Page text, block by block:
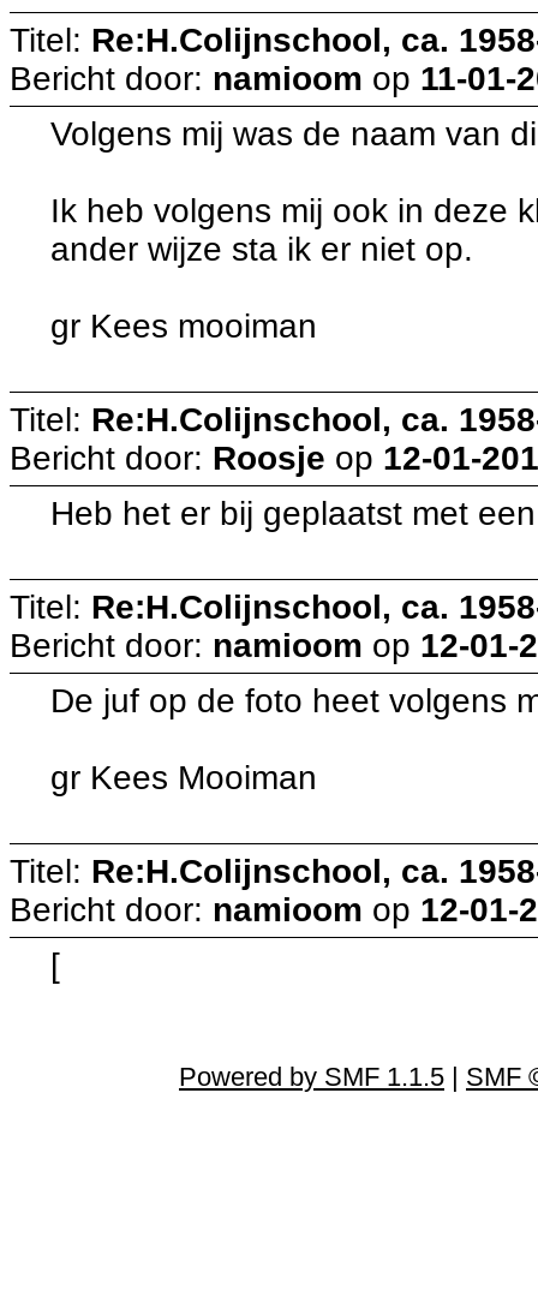
Titel: Re:H.Colijnschool, ca.
Bericht door: namioom op 11-01-
Volgens mij was de naam van
Ik heb volgens mij ook in deze
ander wijze sta ik er niet op.
gr Kees mooiman
Titel: Re:H.Colijnschool, ca.
Bericht door: Roosje op 12-01-
Heb het er bij geplaatst met
Titel: Re:H.Colijnschool, ca.
Bericht door: namioom op 12-01-
De juf op de foto heet volgens
gr Kees Mooiman
Titel: Re:H.Colijnschool, ca.
Bericht door: namioom op 12-01-
[
Powered by SMF 1.1.5 | SMF